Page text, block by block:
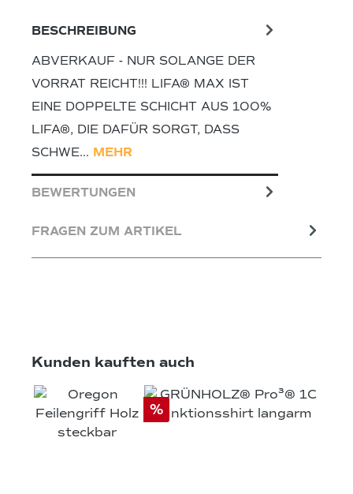
BESCHREIBUNG
ABVERKAUF - NUR SOLANGE DER
VORRAT REICHT!!! LIFA® MAX IST
EINE DOPPELTE SCHICHT AUS 100%
LIFA®, DIE DAFÜR SORGT, DASS
SCHWE… MEHR
BEWERTUNGEN
FRAGEN ZUM ARTIKEL
Produktgalerie überspringen
Kunden kauften auch
%